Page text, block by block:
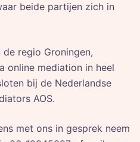
beide partijen zich in
regio Groningen,
online mediation in heel
bij de Nederlandse
AOS.
met ons in gesprek neem